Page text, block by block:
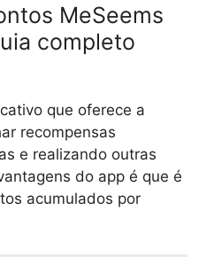
MeSeems
completo
que oferece a
recompensas
e realizando outras
do app é que é
acumulados por